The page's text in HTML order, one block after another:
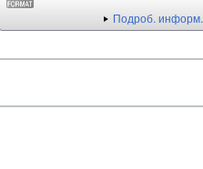
Подроб. информ.